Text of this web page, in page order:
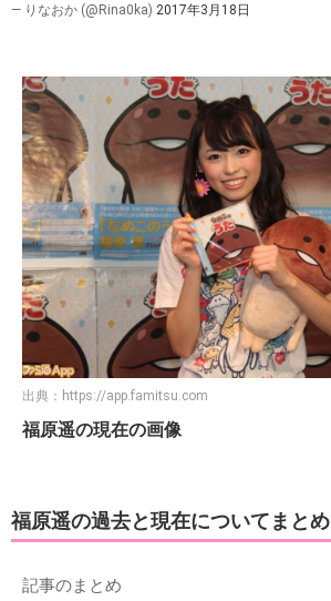
— りなおか (@Rina0ka) 2017年3月18日
出典： https://app.famitsu.com
福原遥の現在の画像
福原遥の過去と現在についてまとめ
記事のまとめ